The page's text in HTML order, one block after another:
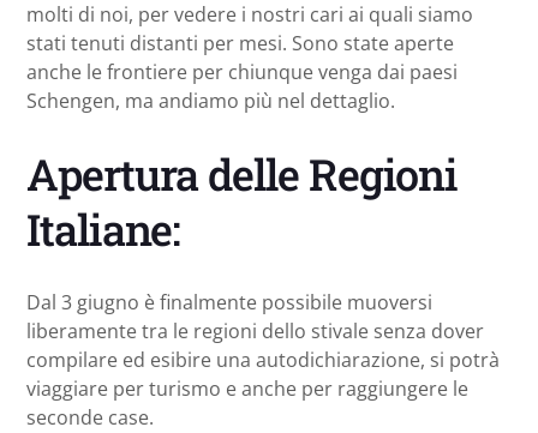
molti di noi, per vedere i nostri cari ai quali siamo
stati tenuti distanti per mesi. Sono state aperte
anche le frontiere per chiunque venga dai paesi
Schengen, ma andiamo più nel dettaglio.
Apertura delle Regioni
Italiane:
Dal 3 giugno è finalmente possibile muoversi
liberamente tra le regioni dello stivale senza dover
compilare ed esibire una autodichiarazione, si potrà
viaggiare per turismo e anche per raggiungere le
seconde case.